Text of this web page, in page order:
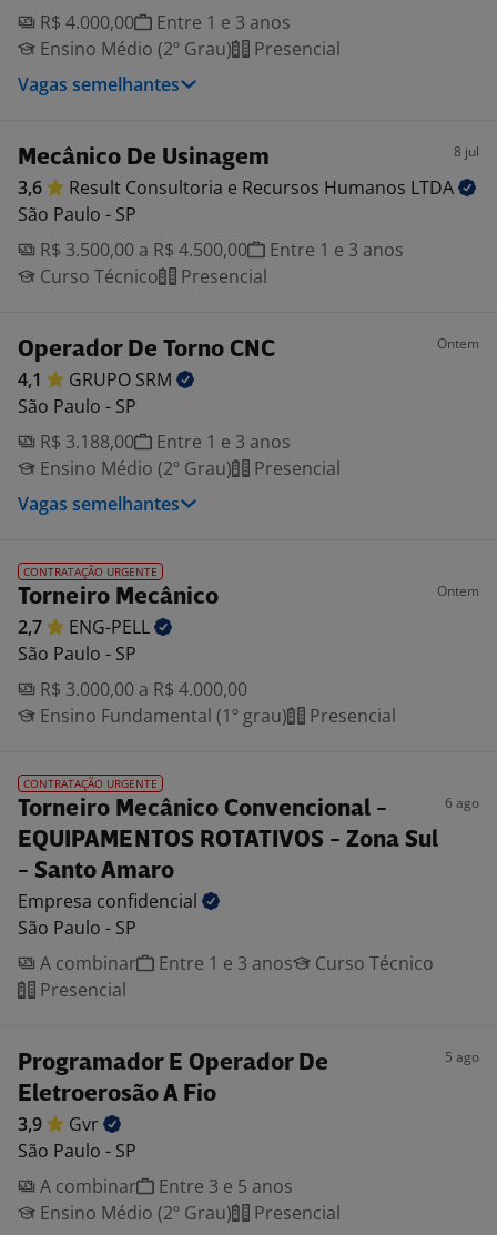
R$ 4.000,00
Entre 1 e 3 anos
Ensino Médio (2º Grau)
Presencial
Vagas semelhantes
Mecânico De Usinagem 8 jul
3,6 Result Consultoria e Recursos Humanos LTDA
São Paulo - SP
R$ 3.500,00 a R$ 4.500,00
Entre 1 e 3 anos
Curso Técnico
Presencial
Operador De Torno CNC Ontem
4,1 GRUPO SRM
São Paulo - SP
R$ 3.188,00
Entre 1 e 3 anos
Ensino Médio (2º Grau)
Presencial
Vagas semelhantes
CONTRATAÇÃO URGENTE
Torneiro Mecânico Ontem
2,7
ENG-PELL
São Paulo - SP
R$ 3.000,00 a R$ 4.000,00
Ensino Fundamental (1º grau)
Presencial
CONTRATAÇÃO URGENTE
Torneiro Mecânico Convencional -
EQUIPAMENTOS ROTATIVOS - Zona Sul
- Santo Amaro
6 ago
Empresa confidencial
São Paulo - SP
A combinar
Entre 1 e 3 anos
Curso Técnico
Presencial
Programador E Operador De
Eletroerosão A Fio
5 ago
3,9
Gvr
São Paulo - SP
A combinar
Entre 3 e 5 anos
Ensino Médio (2º Grau)
Presencial